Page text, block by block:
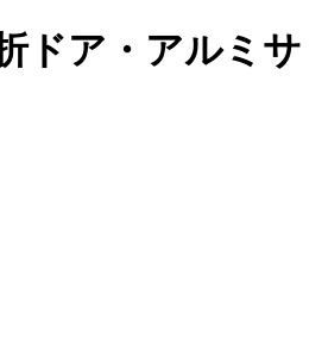
ドア・アルミサ